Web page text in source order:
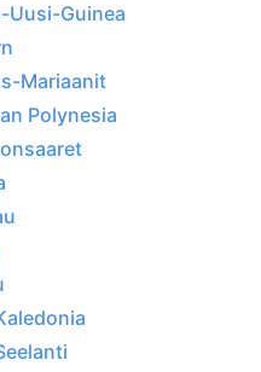
Guinea
Mariaanit
Polynesia